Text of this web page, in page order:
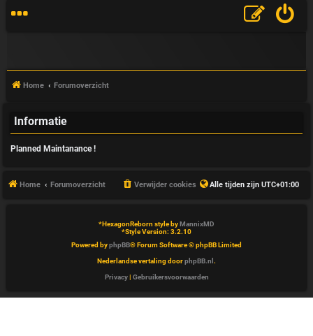
V
A
Home Forumoverzicht
Informatie
Planned Maintanance !
Home Forumoverzicht Alle tijden zijn UTC+01:00
Verwijder cookies
*HexagonReborn style byMannixMD
*Style Version: 3.2.10
Powered byphpBB® Forum Software © phpBB Limited
Nederlandse vertaling doorphpBB.nl .
Privacy| Gebruikersvoorwaarden